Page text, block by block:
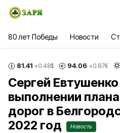
80 лет Победы Новости
81.41 +0.48$ 94.06 +0.87€
Сергей
выполнении
дорог в
2022 год
Новость